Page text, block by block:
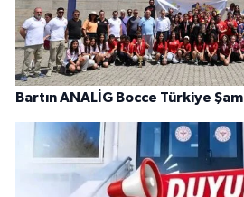
Bartın ANALİG Bocce Türkiye